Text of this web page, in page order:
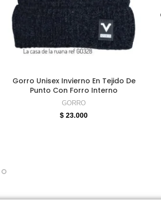
SELECCIONAR OPCIONES
Gorro Unisex Invierno En Tejido De
Punto Con Forro Interno
GORRO
$ 23.000